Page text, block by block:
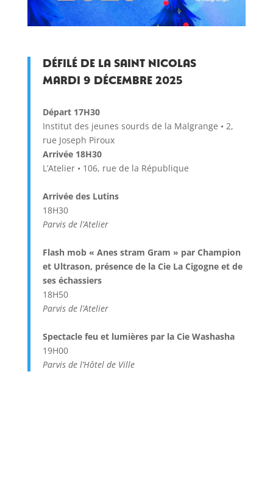
Défilé de la Saint Nicolas
Mardi 9 décembre 2025
Départ 17H30
Institut des jeunes sourds de la Malgrange • 2,
rue Joseph Piroux
Arrivée 18H30
L’Atelier • 106, rue de la République
Arrivée des Lutins
18H30
Parvis de l’Atelier
Flash mob « Anes stram Gram » par Champion
et Ultrason, présence de la Cie La Cigogne et de
ses échassiers
18H50
Parvis de l’Atelier
Spectacle feu et lumières par la Cie Washasha
19H00
Parvis de l’Hôtel de Ville